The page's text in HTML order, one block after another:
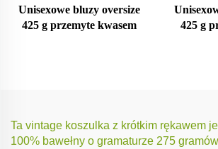
Unisexowe bluzy oversize
425 g przemyte kwasem
425 g
Ta vintage koszulka z krótkim rękawem
100% bawełny o gramaturze 275